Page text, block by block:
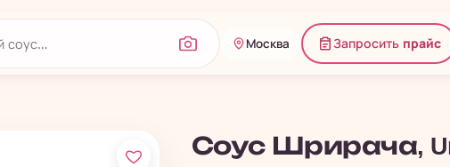
Москва Запросить прайс
Соус Шрирача,